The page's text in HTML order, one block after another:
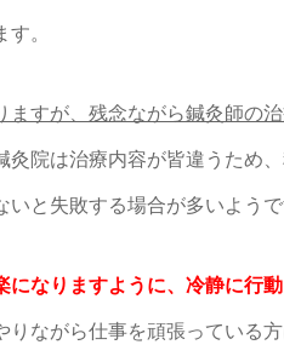
。
すが、残念ながら鍼灸師の治
院は治療内容が皆違うため
と失敗する場合が多いようで
なりますように、冷静に行動
ながら仕事を頑張っている方